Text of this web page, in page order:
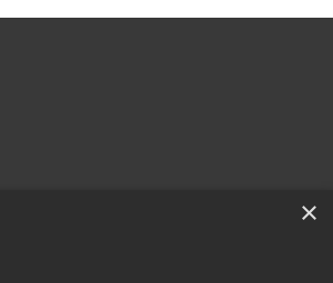
×